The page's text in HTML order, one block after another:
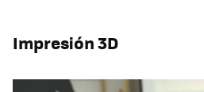
Impresión 3D